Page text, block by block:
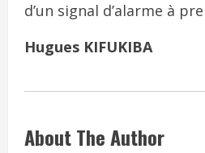
d’un signal d’alarme à
Hugues KIFUKIBA
About The Author